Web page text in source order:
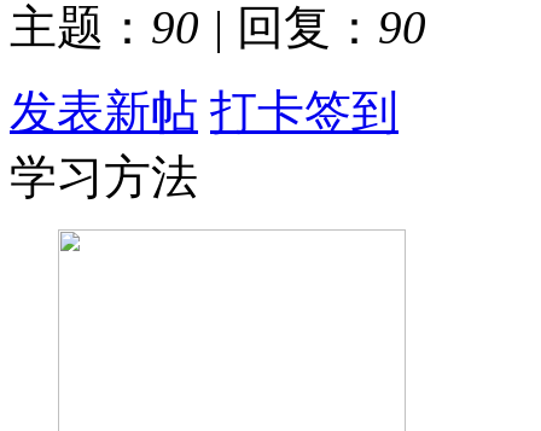
主题： 90 | 回复： 90
发表新帖 打卡签到
学习方法